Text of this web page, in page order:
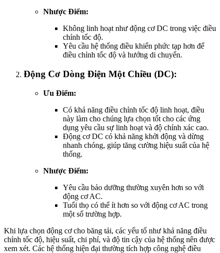
Nhược Điểm:
Không linh hoạt như động cơ DC trong việc điều
chỉnh tốc độ.
Yêu cầu hệ thống điều khiển phức tạp hơn để
điều chỉnh tốc độ và hướng di chuyển.
Động Cơ Dòng Điện Một Chiều (DC):
Ưu Điểm:
Có khả năng điều chỉnh tốc độ linh hoạt, điều
này làm cho chúng lựa chọn tốt cho các ứng
dụng yêu cầu sự linh hoạt và độ chính xác cao.
Động cơ DC có khả năng khởi động và dừng
nhanh chóng, giúp tăng cường hiệu suất của hệ
thống.
Nhược Điểm:
Yêu cầu bảo dưỡng thường xuyên hơn so với
động cơ AC.
Tuổi thọ có thể ít hơn so với động cơ AC trong
một số trường hợp.
Khi lựa chọn động cơ cho băng tải, các yếu tố như khả năng điều
chỉnh tốc độ, hiệu suất, chi phí, và độ tin cậy của hệ thống nên được
xem xét. Các hệ thống hiện đại thường tích hợp công nghệ điều